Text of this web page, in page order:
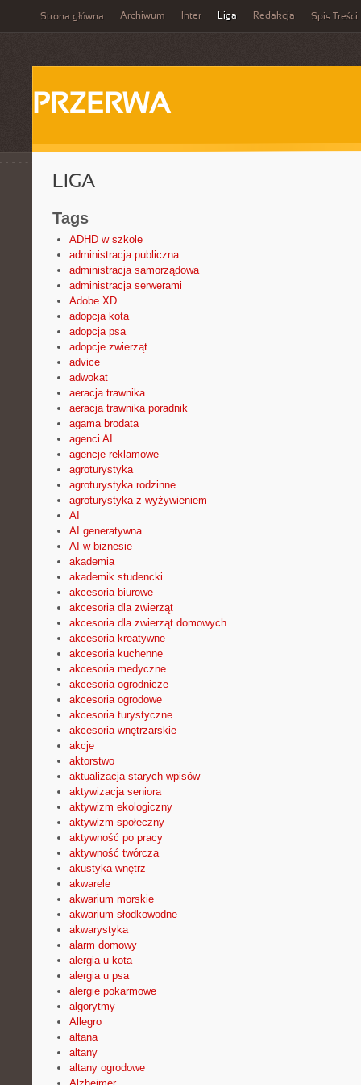
Strona główna Archiwum Inter Liga Redakcja Spis Treści
PRZERWA
LIGA
Tags
ADHD w szkole
administracja publiczna
administracja samorządowa
administracja serwerami
Adobe XD
adopcja kota
adopcja psa
adopcje zwierząt
advice
adwokat
aeracja trawnika
aeracja trawnika poradnik
agama brodata
agenci AI
agencje reklamowe
agroturystyka
agroturystyka rodzinne
agroturystyka z wyżywieniem
AI
AI generatywna
AI w biznesie
akademia
akademik studencki
akcesoria biurowe
akcesoria dla zwierząt
akcesoria dla zwierząt domowych
akcesoria kreatywne
akcesoria kuchenne
akcesoria medyczne
akcesoria ogrodnicze
akcesoria ogrodowe
akcesoria turystyczne
akcesoria wnętrzarskie
akcje
aktorstwo
aktualizacja starych wpisów
aktywizacja seniora
aktywizm ekologiczny
aktywizm społeczny
aktywność po pracy
aktywność twórcza
akustyka wnętrz
akwarele
akwarium morskie
akwarium słodkowodne
akwarystyka
alarm domowy
alergia u kota
alergia u psa
alergie pokarmowe
algorytmy
Allegro
altana
altany
altany ogrodowe